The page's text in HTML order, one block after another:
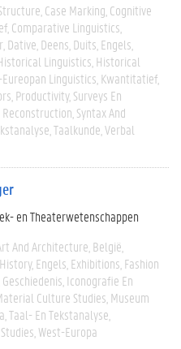
Case Marking Cognitive
Comparative Linguistics
Dative Deens Duits Engels
Linguistics Historical
Linguistics Kwantitatief
Productivity Surveys En
Syntax And
Taalkunde Verbal
en Theaterwetenschappen
And Architecture België
Engels Exhibitions Fashion
Geschiedenis Iconografie En
Culture Studies Museum
Taal- En Tekstanalyse
West-Europa